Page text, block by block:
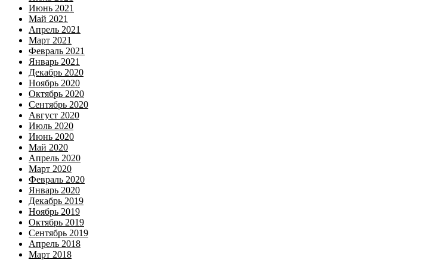
Июнь 2021
Май 2021
Апрель 2021
Март 2021
Февраль 2021
Январь 2021
Декабрь 2020
Ноябрь 2020
Октябрь 2020
Сентябрь 2020
Август 2020
Июль 2020
Июнь 2020
Май 2020
Апрель 2020
Март 2020
Февраль 2020
Январь 2020
Декабрь 2019
Ноябрь 2019
Октябрь 2019
Сентябрь 2019
Апрель 2018
Март 2018